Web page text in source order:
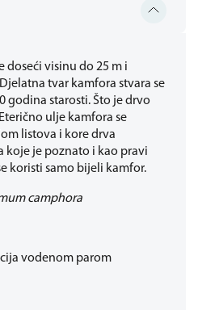
doseći visinu do 25 m i
tvar kamfora stvara se
godina starosti. Što je drvo
ulje kamfora se
listova i kore drva
koje je poznato i kao pravi
koristi samo bijeli kamfor.
camphora
vodenom parom